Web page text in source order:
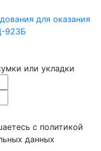
для оказания
923Б
или укладки
с политикой
данных